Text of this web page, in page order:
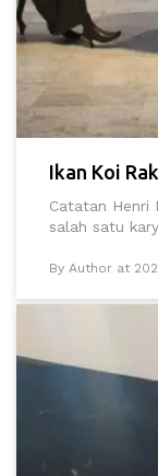
Ikan Koi
Catatan Henri
salah satu
By Author at